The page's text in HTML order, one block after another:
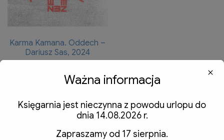
Karma Kamana. Oddech –
Dariusz Sas, 2024
Ważna informacja
Księgarnia jest nieczynna z powodu urlopu do
dnia 14.08.2026 r.
Zapraszamy od 17 sierpnia.